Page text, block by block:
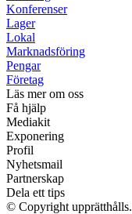
Konferenser
Lager
Lokal
Marknadsföring
Pengar
Företag
Läs mer om oss
Få hjälp
Mediakit
Exponering
Profil
Nyhetsmail
Partnerskap
Dela ett tips
© Copyright upprätthålls.